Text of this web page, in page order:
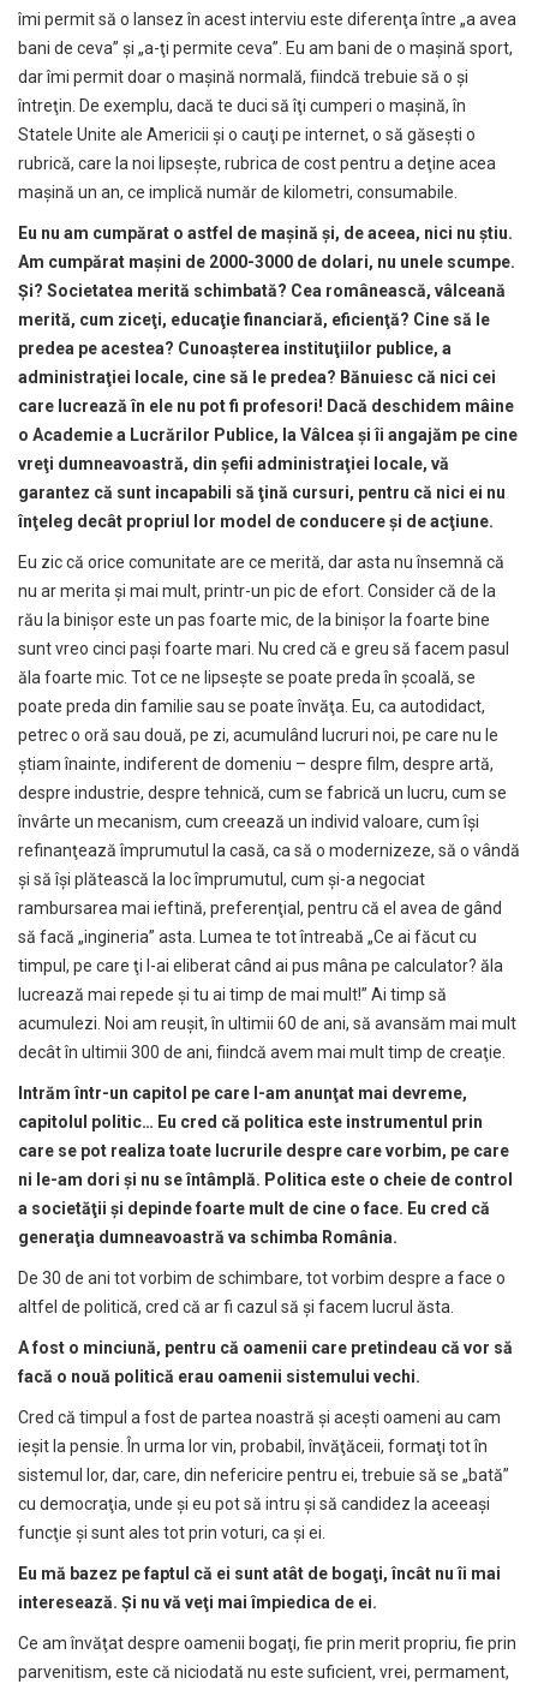
îmi permit să o lansez în acest interviu este diferenţa între „a avea
bani de ceva” şi „a-ţi permite ceva”. Eu am bani de o maşină sport,
dar îmi permit doar o maşină normală, fiindcă trebuie să o şi
întreţin. De exemplu, dacă te duci să îţi cumperi o maşină, în
Statele Unite ale Americii şi o cauţi pe internet, o să găseşti o
rubrică, care la noi lipseşte, rubrica de cost pentru a deţine acea
maşină un an, ce implică număr de kilometri, consumabile.
Eu nu am cumpărat o astfel de maşină şi, de aceea, nici nu ştiu.
Am cumpărat maşini de 2000-3000 de dolari, nu unele scumpe.
Şi? Societatea merită schimbată? Cea românească, vâlceană
merită, cum ziceţi, educaţie financiară, eficienţă? Cine să le
predea pe acestea? Cunoaşterea instituţiilor publice, a
administraţiei locale, cine să le predea? Bănuiesc că nici cei
care lucreazăîn ele nu pot fi profesori! Dacă deschidem mâine
o Academie a Lucrărilor Publice, la Vâlcea şi îi angajăm pe cine
vreţi dumneavoastră, din şefii administraţiei locale, vă
garantez că sunt incapabili să ţină cursuri, pentru că nici ei nu
înţeleg decât propriul lor model de conducereşi de acţiune.
Eu zic că orice comunitate are ce merită, dar asta nu însemnă că
nu ar merita şi mai mult, printr-un pic de efort. Consider că de la
rău la binişor este un pas foarte mic, de la binişor la foarte bine
sunt vreo cinci paşi foarte mari. Nu cred că e greu să facem pasul
ăla foarte mic. Tot ce ne lipseşte se poate preda în şcoală, se
poate preda din familie sau se poate învăţa. Eu, ca autodidact,
petrec o oră sau două, pe zi, acumulând lucruri noi, pe care nu le
ştiam înainte, indiferent de domeniu – despre film, despre artă,
despre industrie, despre tehnică, cum se fabrică un lucru, cum se
învârte un mecanism, cum creează un individ valoare, cum îşi
refinanţează împrumutul la casă, ca să o modernizeze, să o vândă
şi să îşi plătească la loc împrumutul, cum şi-a negociat
rambursarea mai ieftină, preferenţial, pentru că el avea de gând
să facă „ingineria” asta. Lumea te tot întreabă „Ce ai făcut cu
timpul, pe care ţi l-ai eliberat când ai pus mâna pe calculator? ăla
lucrează mai repede şi tu ai timp de mai mult!” Ai timp să
acumulezi. Noi am reuşit, în ultimii 60 de ani, să avansăm mai mult
decât în ultimii 300 de ani, fiindcă avem mai mult timp de creaţie.
Intrăm într-un capitol pe care l-am anunţat mai devreme,
capitolul politic… Eu cred că politica este instrumentul prin
care se pot realiza toate lucrurile despre care vorbim, pe care
ni le-am dori şi nu se întâmpl ă. Politica este o cheie de control
a societăţii şi depinde foarte mult de cine o face. Eu cred că
generaţia dumneavoastră va schimba România.
De 30 de ani tot vorbim de schimbare, tot vorbim despre a face o
altfel de politică, cred că ar fi cazul să şi facem lucrul ăsta.
A fost o minciună, pentru că oamenii care pretindeau că vor să
facă o nouă politică erau oamenii sistemului vechi.
Cred că timpul a fost de partea noastră şi aceşti oameni au cam
ieşit la pensie. În urma lor vin, probabil, învăţăceii, formaţi tot în
sistemul lor, dar, care, din nefericire pentru ei, trebuie să se „bată”
cu democraţia, unde şi eu pot să intru şi să candidez la aceeaşi
funcţie şi sunt ales tot prin voturi, ca şi ei.
Eu mă bazez pe faptul că ei sunt atât de bogaţi, încât nu îi mai
interesează. Şi nu vă veţi mai împiedica de ei.
Ce am învăţat despre oamenii bogaţi, fie prin merit propriu, fie prin
parvenitism, este că niciodată nu este suficient, vrei, permament,